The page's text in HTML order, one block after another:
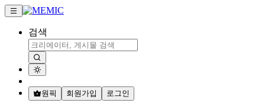
검색
원픽 회원가입 로그인